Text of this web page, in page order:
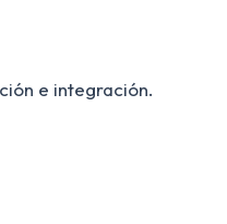
e integración.